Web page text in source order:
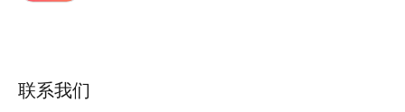
联系我们